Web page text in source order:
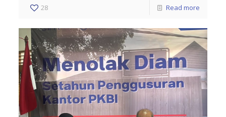
28 Read more